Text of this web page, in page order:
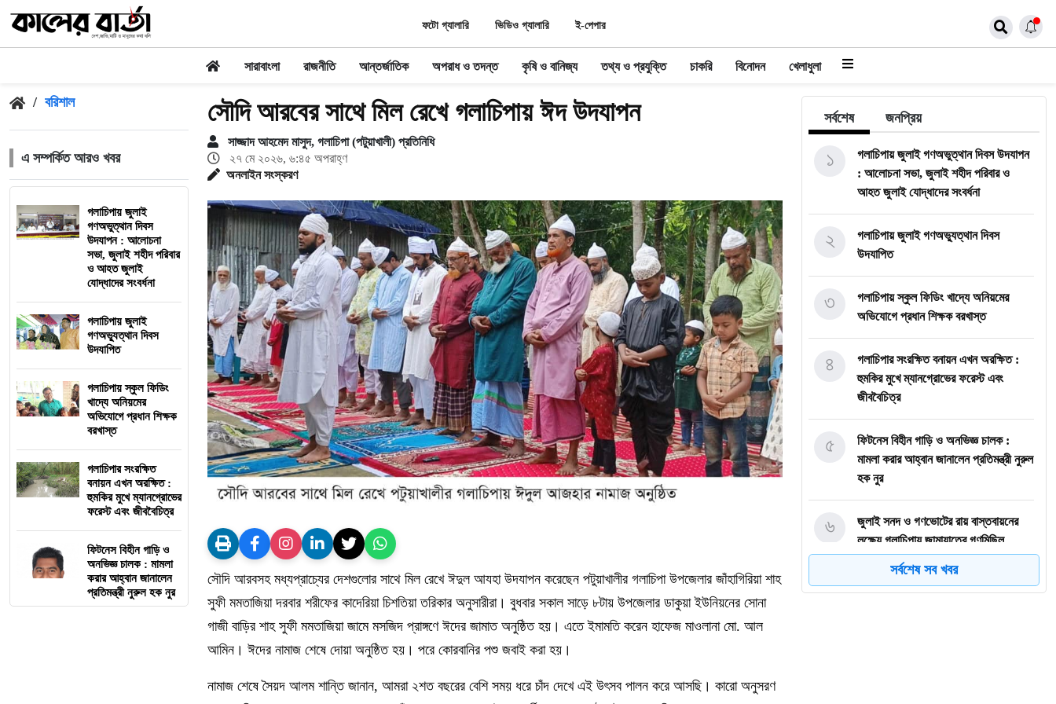
ফটো গ্যালারি ভিডিও গ্যালারি ই-পেপার
সারাবাংলা রাজনীতি আন্তর্জাতিক অপরাধ ও তদন্ত কৃষি ও বানিজ্য তথ্য ও প্রযুক্তি চাকরি বিনোদন খেলাধুলা
/ বরিশাল
এ সম্পর্কিত আরও খবর
গলাচিপায় জুলাই
গণঅভুত্থান দিবস
উদযাপন : আলোচনা
সভা, জুলাই শহীদ পরিবার
ও আহত জুলাই
যোদ্ধাদের সংবর্ধনা
গলাচিপায় জুলাই
গণঅভ্যুত্থান দিবস
উদযাপিত
গলাচিপায় স্কুল ফিডিং
খাদ্যে অনিয়মের
অভিযোগে প্রধান শিক্ষক
বরখাস্ত
গলাচিপার সংরক্ষিত
বনায়ন এখন অরক্ষিত :
হুমকির মুখে ম্যানগ্রোভের
ফরেস্ট এবং জীববৈচিত্র
ফিটনেস বিহীন গাড়ি ও
অনভিজ্ঞ চালক : মামলা
করার আহ্বান জানালেন
প্রতিমন্ত্রী নুরুল হক নুর
সৌদি আরবের সাথে মিল রেখে গলাচিপায় ঈদ উদযাপন
সাজ্জাদ আহমেদ মাসুদ, গলাচিপা (পটুয়াখালী) প্রতিনিধি
২৭ মে ২০২৬, ৬:৪৫ অপরাহ্ণ
অনলাইন সংস্করণ
সৌদি আরবসহ মধ্যপ্রাচ্যের দেশগুলোর সাথে মিল রেখে ঈদুল আযহা উদযাপন করেছেন পটুয়াখালীর গলাচিপা উপজেলার জাঁহাগিরিয়া শাহ
সুফী মমতাজিয়া দরবার শরীফের কাদেরিয়া চিশতিয়া তরিকার অনুসারীরা। বুধবার সকাল সাড়ে ৮টায় উপজেলার ডাকুয়া ইউনিয়নের সোনা
গাজী বাড়ির শাহ সুফী মমতাজিয়া জামে মসজিদ প্রাঙ্গণে ঈদের জামাত অনুষ্ঠিত হয়। এতে ইমামতি করেন হাফেজ মাওলানা মো. আল
আমিন। ঈদের নামাজ শেষে দোয়া অনুষ্ঠিত হয়। পরে কোরবানির পশু জবাই করা হয়।
নামাজ শেষে সৈয়দ আলম শান্তি জানান, আমরা ২শত বছরের বেশি সময় ধরে চাঁদ দেখে এই উৎসব পালন করে আসছি। কারো অনুসরণ
সর্বশেষ জনপ্রিয়
গলাচিপায় জুলাই গণঅভুত্থান দিবস উদযাপন
: আলোচনা সভা, জুলাই শহীদ পরিবার ও
আহত জুলাই যোদ্ধাদের সংবর্ধনা
১
গলাচিপায় জুলাই গণঅভ্যুত্থান দিবস
উদযাপিত
২
গলাচিপায় স্কুল ফিডিং খাদ্যে অনিয়মের
অভিযোগে প্রধান শিক্ষক বরখাস্ত
৩
গলাচিপার সংরক্ষিত বনায়ন এখন অরক্ষিত :
হুমকির মুখে ম্যানগ্রোভের ফরেস্ট এবং
জীববৈচিত্র
৪
ফিটনেস বিহীন গাড়ি ও অনভিজ্ঞ চালক :
মামলা করার আহ্বান জানালেন প্রতিমন্ত্রী নুরুল
হক নুর
৫
জুলাই সনদ ও গণভোটের রায় বাস্তবায়নের
লক্ষ্যে গলাচিপায় জামায়াতের গণমিছিল
৬
গলাচিপায় অনলাইন জুয়ার নেতিবাচক প্রভাব
৭
সর্বশেষ সব খবর